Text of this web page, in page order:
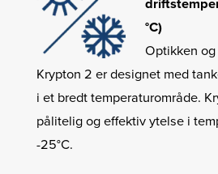
°C)
Optikken
Krypton 2 er designet med
i et bredt temperaturområde.
pålitelig og effektiv ytelse i
-25°C.